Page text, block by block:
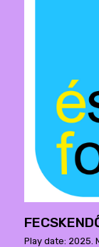
Play date: 2025.